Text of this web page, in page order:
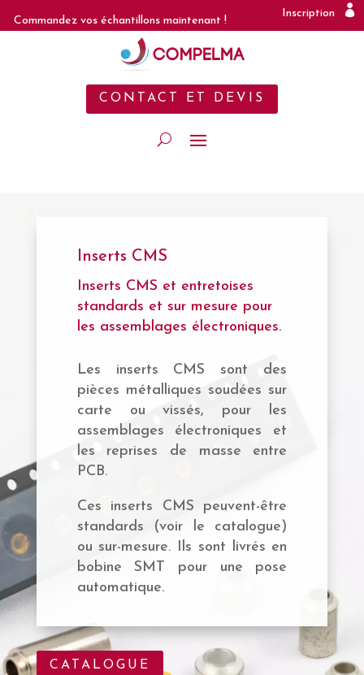
Commandez vos échantillons maintenant !
Inscription
CONTACT ET DEVIS
Inserts CMS
Inserts CMS et entretoises
standards et sur mesure pour
les assemblages électroniques.
Les inserts CMS sont des
pièces métalliques soudées sur
carte ou vissés, pour les
assemblages électroniques et
les reprises de masse entre
PCB.
Ces inserts CMS peuvent-être
standards (voir le catalogue)
ou sur-mesure. Ils sont livrés en
bobine SMT pour une pose
automatique.
CATALOGUE